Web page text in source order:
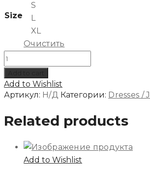
Size
S
L
XL
Очистить
Количество
New
🔥
Платье
в
исполнении
Add to Wishlist
Артикул: Н/Д Категории: Dresses /
Related products
Add to Wishlist